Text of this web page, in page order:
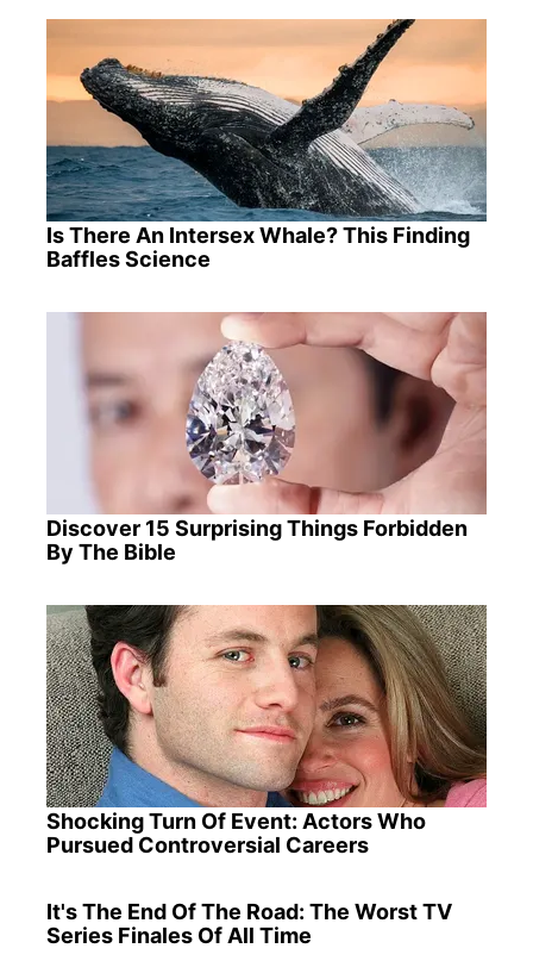
Is There An Intersex Whale? This Finding
Baffles Science
Discover 15 Surprising Things Forbidden
By The Bible
Shocking Turn Of Event: Actors Who
Pursued Controversial Careers
It's The End Of The Road: The Worst TV
Series Finales Of All Time